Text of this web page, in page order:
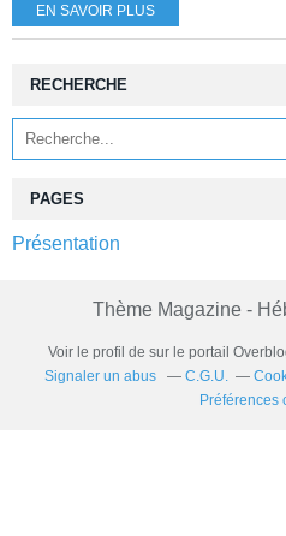
EN SAVOIR PLUS
RECHERCHE
PAGES
Présentation
Thème Magazine -
Voir le profil de sur le portail
Signaler un abus
C.G.U.
Préférences